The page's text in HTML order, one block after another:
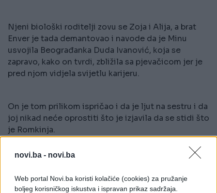
novi.ba - novi.ba
Web portal Novi.ba koristi kolačiće (cookies) za pružanje
boljeg korisničkog iskustva i ispravan prikaz sadržaja.
Njeni biološki roditelji zovu se Zoja i Alija, a brat
Enver je tada demantovao i navode da je Minu
usvojila Beograđanka Duda Ivanović, koja se
zapravo, kako on tvrdi, zbližila sa pjevačicom jer je
pred njom vidjela svijetlu karijeru.
On je tom prilikom ispričao i da je ljut na sestru i da
joj nikad neće oprostiti što je izjavila da se stidi što
je Romkinja.
- Nikada neću zaboraviti kada je na početku karijere
se vadi i da nas spominje koliko hoće, ali jednom
izrečeno, to je za ceo život,prenosi Srbijadanas.